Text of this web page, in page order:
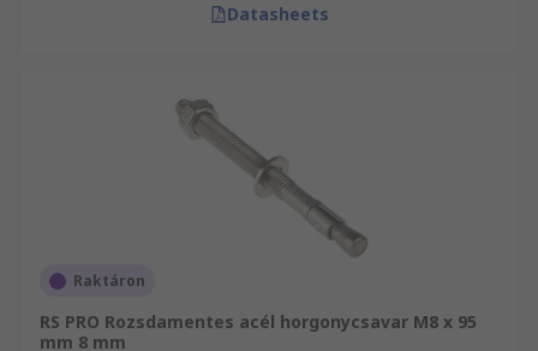
Datasheets
Raktáron
RS PRO Rozsdamentes acél horgonycsavar M8 x 95
mm 8 mm